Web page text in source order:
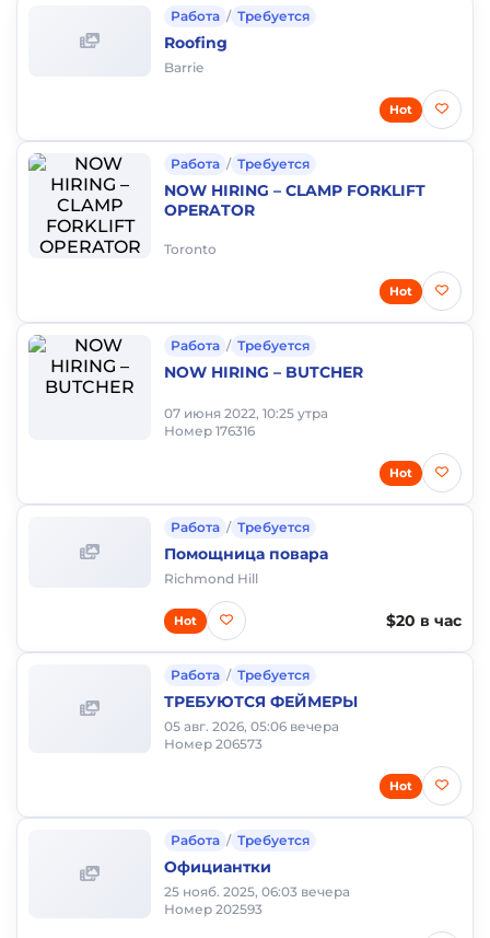
Работа / Требуется
Roofing
Barrie
Hot
Работа / Требуется
NOW HIRING – CLAMP FORKLIFT
OPERATOR
Toronto
Hot
Работа / Требуется
NOW HIRING – BUTCHER
07 июня 2022, 10:25 утра
Номер 176316
Hot
Работа / Требуется
Помощница повара
Richmond Hill
$20 в час
Hot
Работа / Требуется
ТРЕБУЮТСЯ ФЕЙМЕРЫ
05 авг. 2026, 05:06 вечера
Номер 206573
Hot
Работа / Требуется
Официантки
25 нояб. 2025, 06:03 вечера
Номер 202593